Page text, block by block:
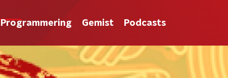
Programmering Gemist Podcasts